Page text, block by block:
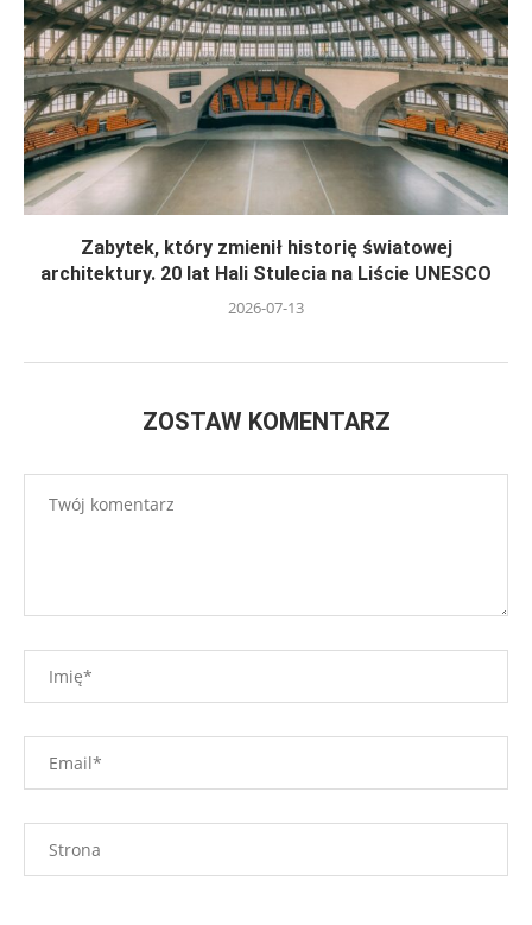
Zabytek, który zmienił historię światowej
architektury. 20 lat Hali Stulecia na Liście UNESCO
2026-07-13
ZOSTAW KOMENTARZ